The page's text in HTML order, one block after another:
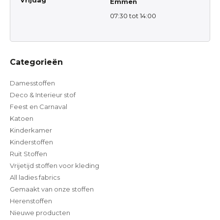
Emmen
07:30 tot 14:00
Categorieën
Damesstoffen
Deco & Interieur stof
Feest en Carnaval
Katoen
Kinderkamer
Kinderstoffen
Ruit Stoffen
Vrijetijd stoffen voor kleding
All ladies fabrics
Gemaakt van onze stoffen
Herenstoffen
Nieuwe producten